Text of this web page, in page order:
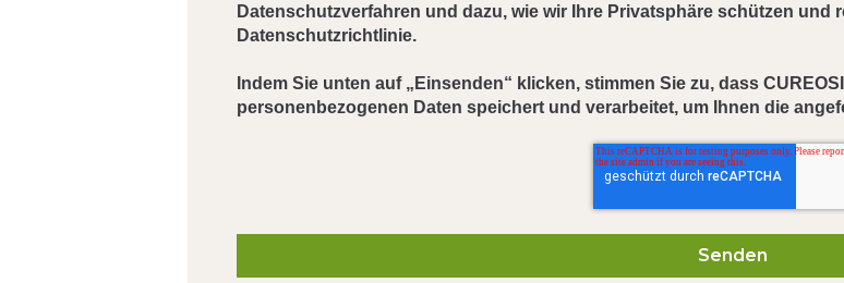
Datenschutzverfahren und dazu, wie wir Ihre Privatsphäre schützen und
Datenschutzrichtlinie.
Indem Sie unten auf „Einsenden“ klicken, stimmen Sie zu, dass
personenbezogenen Daten speichert und verarbeitet, um Ihnen die